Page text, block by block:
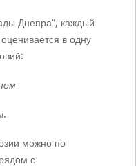
Днепра”, каждый
в одну
.
можно по
с